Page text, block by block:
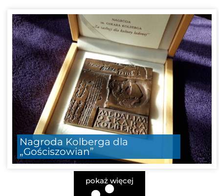
Nagroda Kolberga dla
„Gościszowian”
pokaż więcej